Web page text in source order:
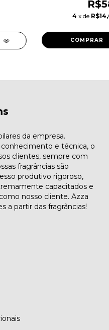
4 x de
COMPRAR
da empresa.
e técnica, o
clientes, sempre com
fragrâncias são
produtivo rigoroso,
capacitados e
nosso cliente. Azza
a partir das fragrâncias!